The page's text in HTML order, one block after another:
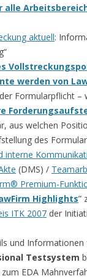
alle
aktuell:
werden von
Formularpflicht –
aus welchen
des
interne
(DMS) /
Premium-
Highlights”
ITK 2007 der
und Informationen
Testsystem
EDA